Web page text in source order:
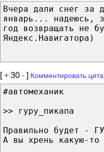
Вчера дали снег за
январь... надеюсь,
год возвращать не
Яндекс.Навигатора)
[+ 30 - ] Комментировать
#автомеханик
>> гуру_пикапа
Правильно будет -
А вы хрень какую-то